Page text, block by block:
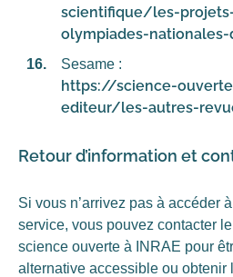
scientifique/les-
olympiades-
Sesame :
https://science-
editeur/les-autres-
Retour d’information et
Si vous n’arrivez pas à accéder
service, vous pouvez contacter
science ouverte à INRAE pour
alternative accessible ou obtenir